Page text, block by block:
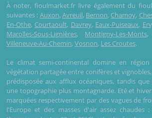
À noter, fioulmarket.fr livre également du
suivantes : Auxon, Avreuil, Bernon, Chamoy,
En-Othe, Courtaoult, Davrey, Eaux-Puiseaux,
Marolles-Sous-Lignières, Montigny-Les-Monts,
Villeneuve-Au-Chemin, Vosnon, Les Croutes.
Le climat semi-continental domine en région
végétation partagée entre conifères et
prédisposée aux afflux océaniques, tandis
une topographie plus montagnarde. Eté et
marquées respectivement par des vagues de
l'Europe et des masses d'air assez chaudes